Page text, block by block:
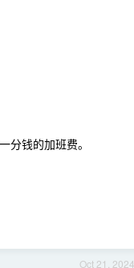
钱的加班费。
Oct 21, 2024